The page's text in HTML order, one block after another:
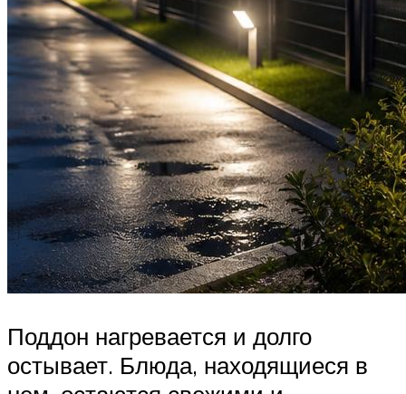
Поддон нагревается и долго
остывает. Блюда, находящиеся в